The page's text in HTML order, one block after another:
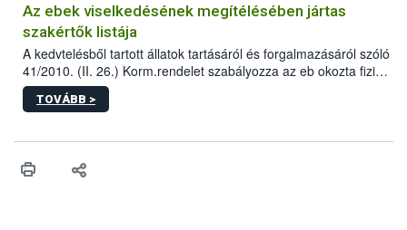
Az ebek viselkedésének megítélésében jártas
szakértők listája
A kedvtelésből tartott állatok tartásáról és forgalmazásáról szóló
41/2010. (II. 26.) Korm.rendelet szabályozza az eb okozta fizikai
sérülés, illetve ennek veszélye keletkezésekor felmerülő
hatósági feladatokat, valamint a veszélyes eb tartását és annak
vonni az ebek viselkedésének megítélésében jártas szakértőt.
TOVÁBB >